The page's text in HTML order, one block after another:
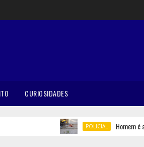
CURIOSIDADES
POLICIAL Homem é